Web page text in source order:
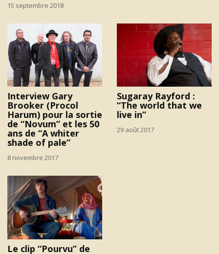
15 septembre 2018
Interview Gary
Brooker (Procol
Harum) pour la sortie
de “Novum” et les 50
ans de “A whiter
shade of pale”
8 novembre 2017
Sugaray Rayford :
“The world that we
live in”
29 août 2017
Le clip “Pourvu” de